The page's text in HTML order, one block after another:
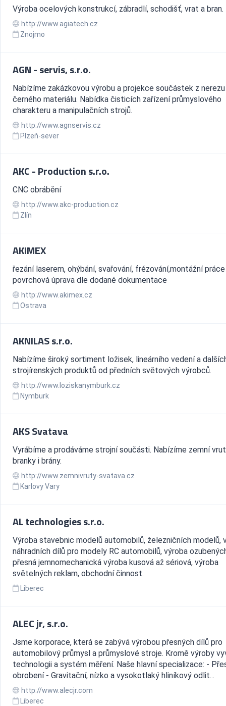
Výroba ocelových konstrukcí, zábradlí, schodišť, vrat a bran.
http://www.agiatech.cz
Znojmo
AGN - servis, s.r.o.
Nabízíme zakázkovou výrobu a projekce součástek z
černého materiálu. Nabídka čisticích zařízení průmyslového
charakteru a manipulačních strojů.
http://www.agnservis.cz
Plzeň-sever
AKC - Production s.r.o.
CNC obrábění
http://www.akc-production.cz
Zlín
AKIMEX
řezání laserem, ohýbání, svařování, frézování,montážní
povrchová úprava dle dodané dokumentace
http://www.akimex.cz
Ostrava
AKNILAS s.r.o.
Nabízíme široký sortiment ložisek, lineárního vedení a
strojírenských produktů od předních světových výrobců.
http://www.loziskanymburk.cz
Nymburk
AKS Svatava
Vyrábíme a prodáváme strojní součásti. Nabízíme zemní
branky i brány.
http://www.zemnivruty-svatava.cz
Karlovy Vary
AL technologies s.r.o.
Výroba stavebnic modelů automobilů, železničních modelů,
náhradních dílů pro modely RC automobilů, výroba
přesná jemnomechanická výroba kusová až sériová, výroba
světelných reklam, obchodní činnost.
Liberec
ALEC jr, s.r.o.
Jsme korporace, která se zabývá výrobou přesných dílů pro
automobilový průmysl a průmyslové stroje. Kromě výroby
technologii a systém měření. Naše hlavní specializace: -
obrobení - Gravitační, nízko a vysokotlaký hliníkový odlit...
http://www.alecjr.com
Liberec